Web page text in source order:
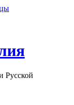
Русской